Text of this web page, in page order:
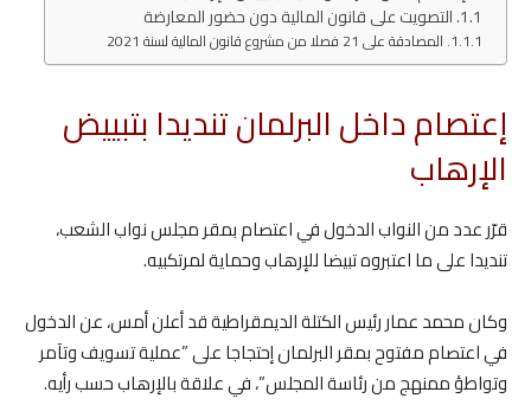
التصويت على قانون المالية دون حضور المعارضة
المصادقة على 21 فصلا من مشروع قانون المالية لسنة 2021
إعتصام داخل البرلمان تنديدا بتبييض
الإرهاب
قرّر عدد من النواب الدخول في اعتصام بمقر مجلس نواب الشعب،
تنديدا على ما اعتبروه تبيضا للإرهاب وحماية لمرتكبيه.
وكان محمد عمار رئيس الكتلة الديمقراطية قد أعلن أمس، عن الدخول
في اعتصام مفتوح بمقر البرلمان إحتجاجا على ”عملية تسويف وتآمر
وتواطؤ ممنهج من رئاسة المجلس”، في علاقة بالإرهاب حسب رأيه.